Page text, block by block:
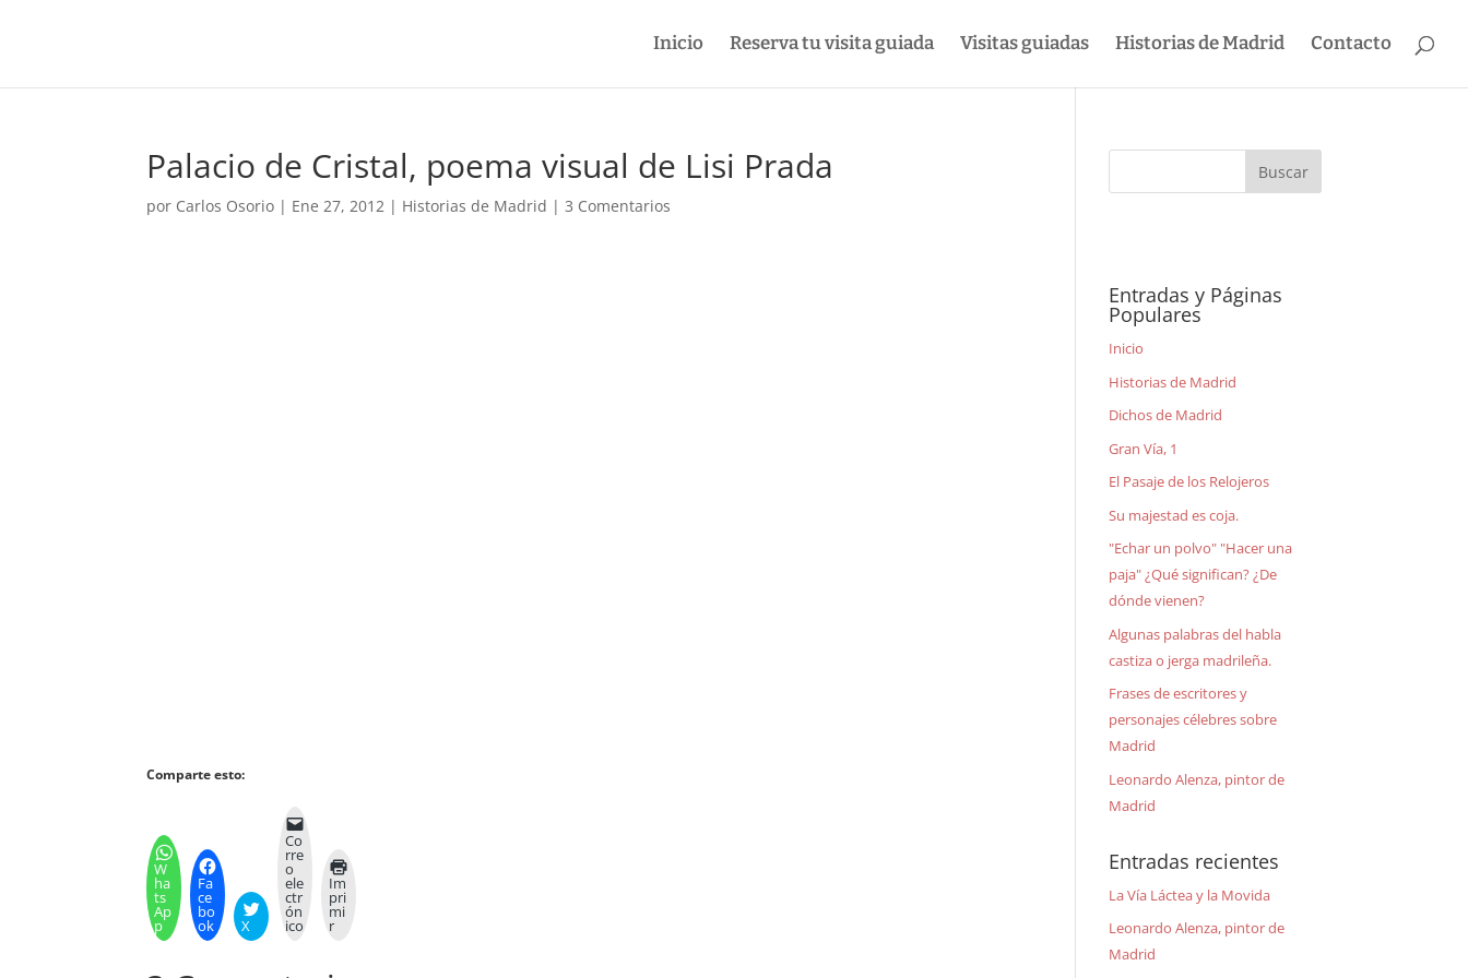
Inicio Reserva tu visita guiada Visitas guiadas Historias de Madrid Contacto
Palacio de Cristal, poema visual de Lisi Prada
por Carlos Osorio | Ene 27, 2012 | Historias de Madrid |3 Comentarios
Comparte esto:
W
ha
ts
Ap
p
Fa
ce
bo
ok X
Co
rre
o
ele
ctr
ón
ico
Im
pri
mi
r
Entradas y Páginas
Populares
Inicio
Historias de Madrid
Dichos de Madrid
Gran Vía, 1
El Pasaje de los Relojeros
Su majestad es coja.
"Echar un polvo" "Hacer una
paja" ¿Qué significan? ¿De
dónde vienen?
Algunas palabras del habla
castiza o jerga madrileña.
Frases de escritores y
personajes célebres sobre
Madrid
Leonardo Alenza, pintor de
Madrid
Entradas recientes
La Vía Láctea y la Movida
Leonardo Alenza, pintor de
Madrid